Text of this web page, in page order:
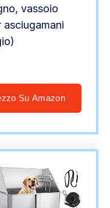
vassoio
Su Amazon